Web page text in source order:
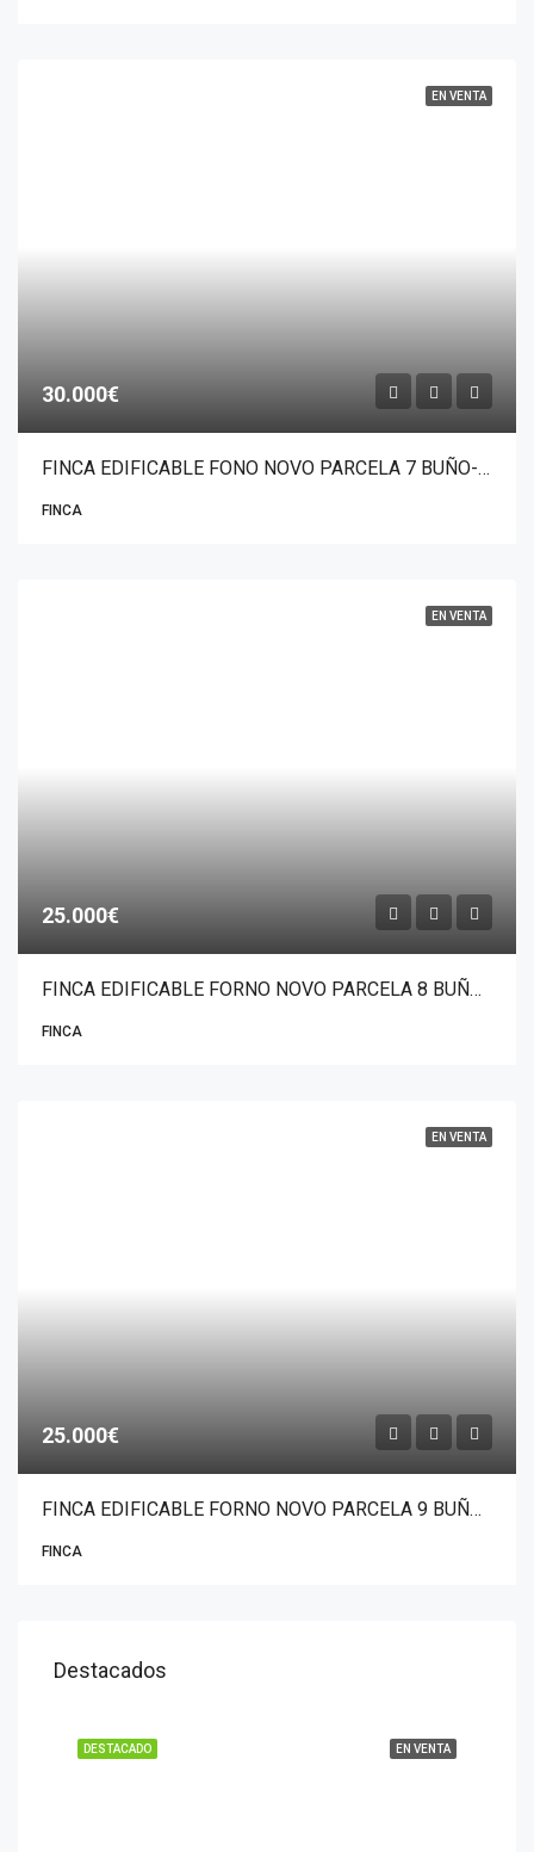
EN VENTA
30.000€
FINCA EDIFICABLE FONO NOVO PARCELA 7 BUÑO-MALPICA
FINCA
EN VENTA
25.000€
FINCA EDIFICABLE FORNO NOVO PARCELA 8 BUÑO-MALPICA
FINCA
EN VENTA
25.000€
FINCA EDIFICABLE FORNO NOVO PARCELA 9 BUÑO-MALPICA
FINCA
Destacados
EN VENTA
DESTACADO